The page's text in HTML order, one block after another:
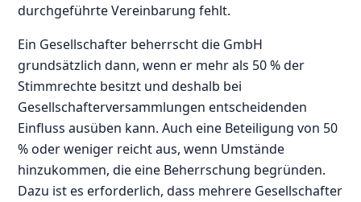
durchgeführte Vereinbarung fehlt.
Ein Gesellschafter beherrscht die GmbH
grundsätzlich dann, wenn er mehr als 50 % der
Stimmrechte besitzt und deshalb bei
Gesellschafterversammlungen entscheidenden
Einfluss ausüben kann. Auch eine Beteiligung von 50
% oder weniger reicht aus, wenn Umstände
hinzukommen, die eine Beherrschung begründen.
Dazu ist es erforderlich, dass mehrere Gesellschafter